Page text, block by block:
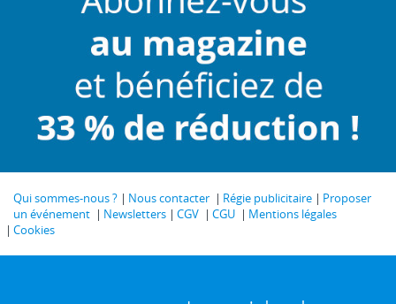
Qui sommes-nous ? Nous contacter Régie publicitaire
Proposer
un événement
Newsletters CGV CGU
Mentions légales
Cookies